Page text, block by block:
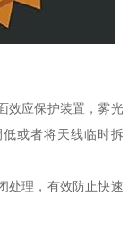
效应保护装置，雾光
或者将天线临时拆
处理，有效防止快速